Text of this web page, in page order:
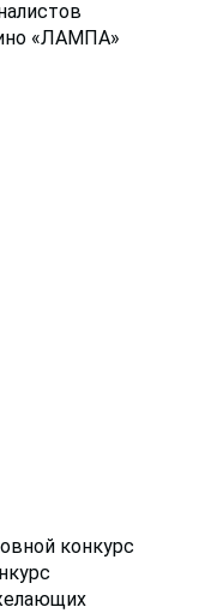
«ЛАМПА»
конкурс